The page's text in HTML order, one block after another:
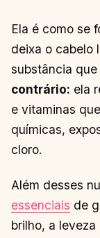
Ela é como se
deixa o cabelo
substância
contrário: ela
e vitaminas
químicas,
cloro.
Além desses
essenciais de
brilho, a